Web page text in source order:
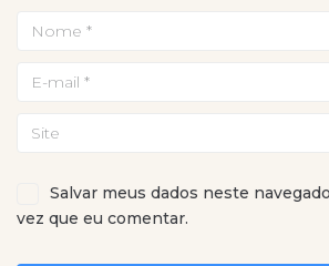
Salvar meus dados neste
vez que eu comentar.